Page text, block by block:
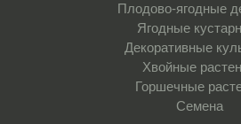
Плодово-ягодные
Ягодные
Декоративные
Хвойные
Горшечные
Семена